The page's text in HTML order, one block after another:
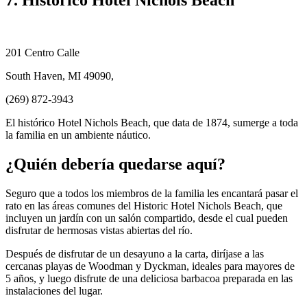
201 Centro Calle
South Haven, MI 49090,
(269) 872-3943
El histórico Hotel Nichols Beach, que data de 1874, sumerge a toda
la familia en un ambiente náutico.
¿Quién debería quedarse aquí?
Seguro que a todos los miembros de la familia les encantará pasar el
rato en las áreas comunes del Historic Hotel Nichols Beach, que
incluyen un jardín con un salón compartido, desde el cual pueden
disfrutar de hermosas vistas abiertas del río.
Después de disfrutar de un desayuno a la carta, diríjase a las
cercanas playas de Woodman y Dyckman, ideales para mayores de
5 años, y luego disfrute de una deliciosa barbacoa preparada en las
instalaciones del lugar.